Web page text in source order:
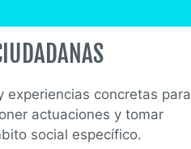
experiencias concretas para
actuaciones y tomar
social específico.